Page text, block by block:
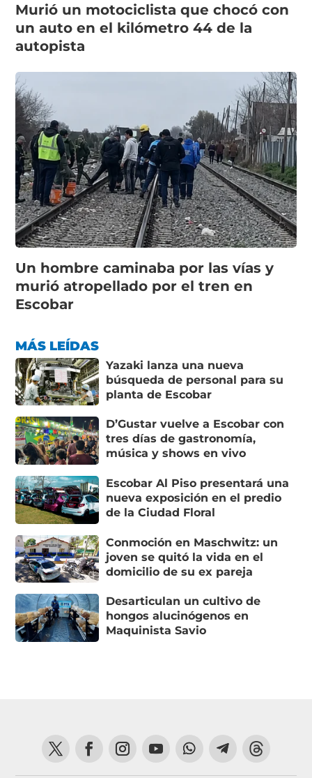
Murió un motociclista que chocó con
un auto en el kilómetro 44 de la
autopista
Un hombre caminaba por las vías y
murió atropellado por el tren en
Escobar
MÁS LEÍDAS
Yazaki lanza una nueva
búsqueda de personal para su
planta de Escobar
D’Gustar vuelve a Escobar con
tres días de gastronomía,
música y shows en vivo
Escobar Al Piso presentará una
nueva exposición en el predio
de la Ciudad Floral
Conmoción en Maschwitz: un
joven se quitó la vida en el
domicilio de su ex pareja
Desarticulan un cultivo de
hongos alucinógenos en
Maquinista Savio